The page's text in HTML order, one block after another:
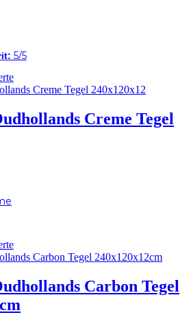
5/5
Creme Tegel
Carbon Tegel